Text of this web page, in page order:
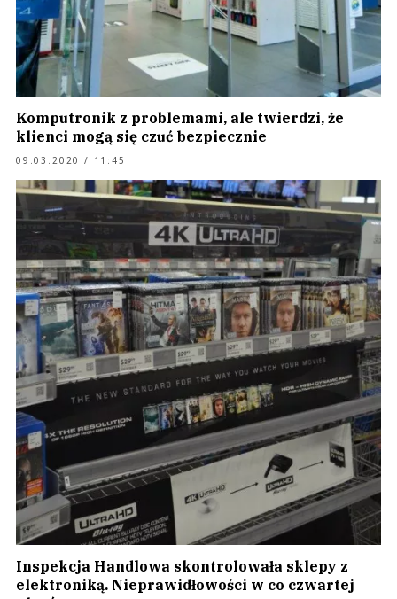
Komputronik z problemami, ale twierdzi, że
klienci mogą się czuć bezpiecznie
09.03.2020 / 11:45
Inspekcja Handlowa skontrolowała sklepy z
elektroniką. Nieprawidłowości w co czwartej